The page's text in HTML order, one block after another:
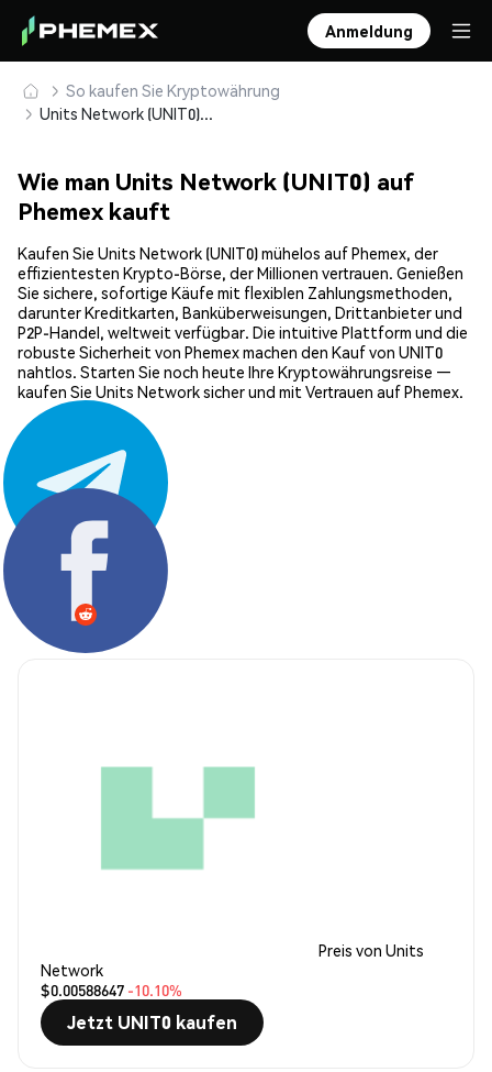
Anmeldung
So kaufen Sie Kryptowährung
Units Network (UNIT0) sicher kaufen und speichern
Wie man Units Network (UNIT0) auf
Phemex kauft
Kaufen Sie Units Network (UNIT0) mühelos auf Phemex, der
effizientesten Krypto-Börse, der Millionen vertrauen. Genießen
Sie sichere, sofortige Käufe mit flexiblen Zahlungsmethoden,
darunter Kreditkarten, Banküberweisungen, Drittanbieter und
P2P-Handel, weltweit verfügbar. Die intuitive Plattform und die
robuste Sicherheit von Phemex machen den Kauf von UNIT0
nahtlos. Starten Sie noch heute Ihre Kryptowährungsreise —
kaufen Sie Units Network sicher und mit Vertrauen auf Phemex.
Teilen:
Preis von Units
Network
$0.00588647 -10.10%
Jetzt UNIT0 kaufen